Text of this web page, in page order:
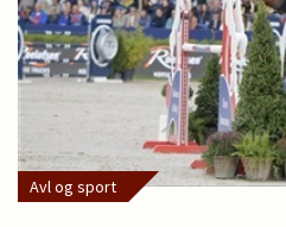
Avl og sport